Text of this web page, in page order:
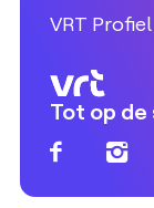
VRT Profiel
Tot op de